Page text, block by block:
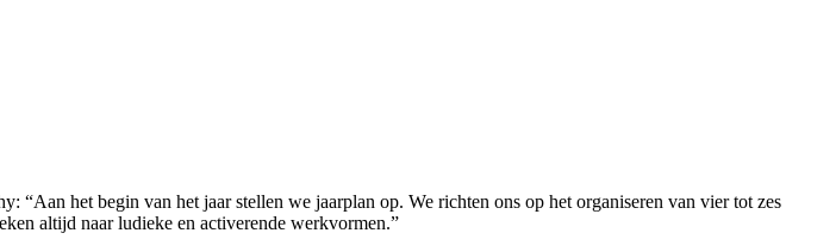
“Aan het begin van het jaar stellen we jaarplan op. We richten ons op het organiseren van vier tot zes
altijd naar ludieke en activerende werkvormen.”